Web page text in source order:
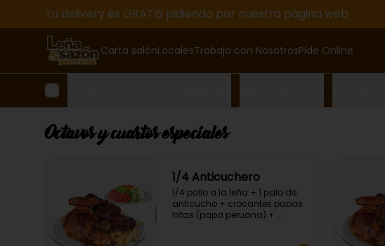
Tu delivery es GRATIS pidiendo por nuestra página web
Carta salónLocalesTrabaja con NosotrosPide Online
Octavos y cuartos especiales
1/4 Anticuchero
1/4 pollo a la leña + 1 palo de
anticucho + crocantes papas
fritas (papa peruana) +